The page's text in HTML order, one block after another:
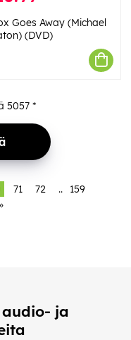
Goes Away (Michael
(DVD)
5057*
71 72 ..
159
ja